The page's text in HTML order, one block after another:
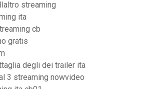
streaming
ita
cb
gratis
degli dei trailer ita
3 streaming nowvideo